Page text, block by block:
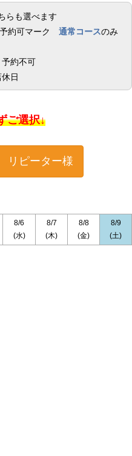
らも選べます
通常コースのみ
予約不可
休日
ご選択↓
リピーター様
8/6
(水)
8/7
(木)
8/8
(金)
8/9
(土)